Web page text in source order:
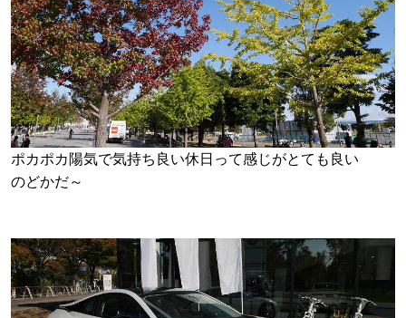
ポカポカ陽気で気持ち良い休日って感じがとても良い
のどかだ～